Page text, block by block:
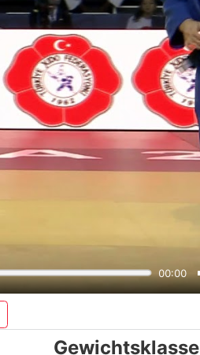
Gewichtsklasse